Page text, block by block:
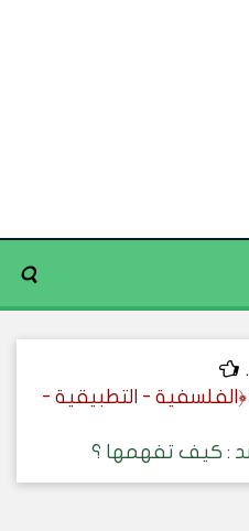
﴿الفلسفية - التطبيقية -
: كيف تفهمها ؟